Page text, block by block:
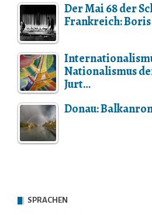
Der Mai 68 der
Frankreich: Boris
Nationalismus
Jurt…
Donau:
SPRACHEN